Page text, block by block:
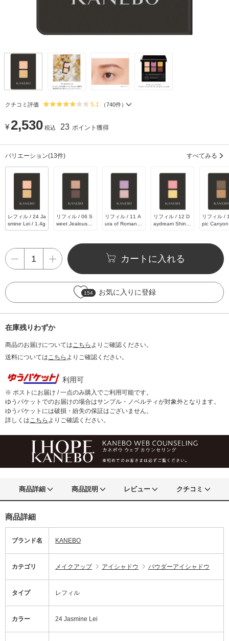
クチコミ評価 5.1 （740件）
¥ 2,530 税込 23 ポイント獲得
バリエーション(13件) すべてみる
レフィル / 24 Ja
smine Lei / 1.4g
リフィル / 06 S
weet Jealousy /
リフィル / 11 A
ura of Romance
リフィル / 12 D
aydream Shine
リフィル /
pic
カートに入れる
154 お気に入りに登録
在庫残りわずか
商品のお届けについてはこちら よりご確認ください。
送料についてはこちら よりご確認ください。
利用可
※ ポストにお届け / 一点のみ購入でご利用可能です。
ゆうパケットでのお届けの場合はサンプル・ノベルティが対象外となります。
ゆうパケットには破損・紛失の保証はございません。
詳しくはこちら よりご確認ください。
商品詳細 商品説明 レビュー クチコミ
商品詳細
ブランド名 KANEBO
カテゴリ メイクアップ アイシャドウ パウダーアイシャドウ
タイプ レフィル
カラー 24 Jasmine Lei